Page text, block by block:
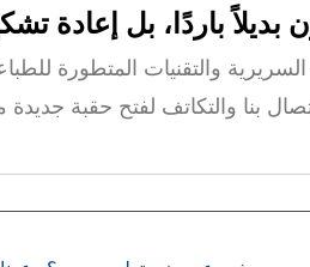
باردًا، بل إعادة
والتقنيات المتطورة
بنا والتكاتف لفتح حقبة